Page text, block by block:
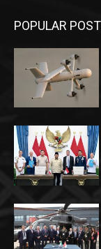
POPULAR